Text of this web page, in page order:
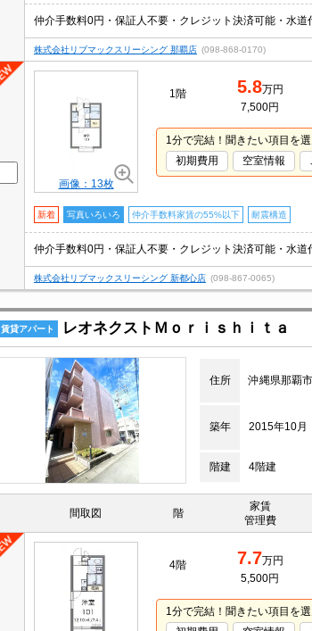
仲介手数料0円・保証人不要・クレジット決済可能・水
株式会社リブマックスリーシング 那覇店 (098-868-0170)
画像：13枚
1階 5.8万円
7,500円
1分で完結！聞きたい項目を
初期費用
空室情報
新着 写真いろいろ 仲介手数料家賃の55%以下 耐震構造
仲介手数料0円・保証人不要・クレジット決済可能・水
株式会社リブマックスリーシング 新都心店 (098-867-0065)
賃貸アパート レオネクストＭｏｒｉｓｈｉｔａ
住所 沖縄県那覇
築年 2015年10月
階建 4階建
間取図 階
家賃
管理費
4階 7.7万円
5,500円
1分で完結！聞きたい項目を